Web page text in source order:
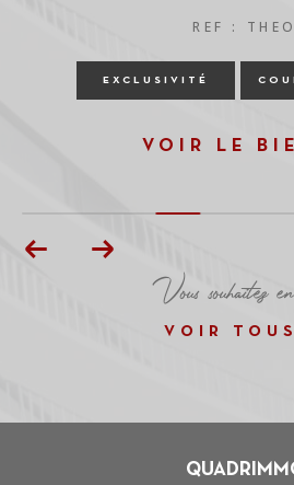
REF : THEO
EXCLUSIVITÉ
VOIR LE
Vous souhaitez
VOIR